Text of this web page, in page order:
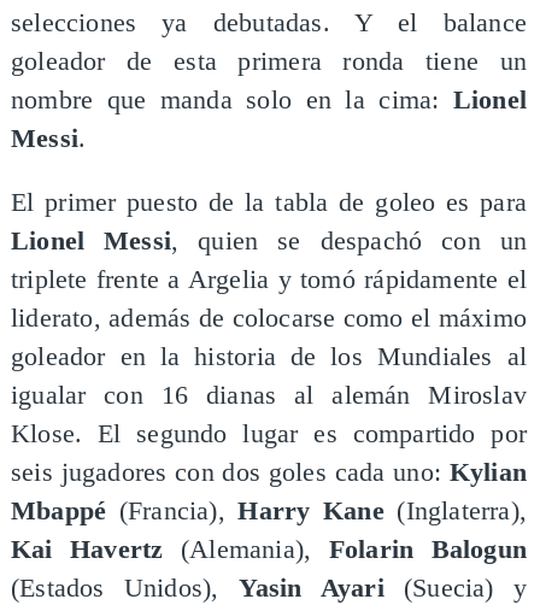
selecciones ya debutadas. Y el balance
goleador de esta primera ronda tiene un
nombre que manda solo en la cima: Lionel
Messi.
El primer puesto de la tabla de goleo es para
Lionel Messi, quien se despachó con un
triplete frente a Argelia y tomó rápidamente el
liderato, además de colocarse como el máximo
goleador en la historia de los Mundiales al
igualar con 16 dianas al alemán Miroslav
Klose. El segundo lugar es compartido por
seis jugadores con dos goles cada uno: Kylian
Mbappé (Francia),Harry Kane(Inglaterra),
Kai Havertz (Alemania), Folarin Balogun
(Estados Unidos), Yasin Ayari(Suecia) y